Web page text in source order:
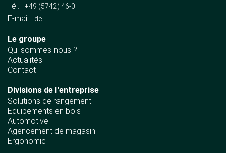
Tél. : +49 (5742) 46-0
E-mail : de
Le groupe
Qui sommes-nous ?
Actualités
Contact
Divisions de l'entreprise
Solutions de rangement
Equipements en bois
Automotive
Agencement de magasin
Ergonomic